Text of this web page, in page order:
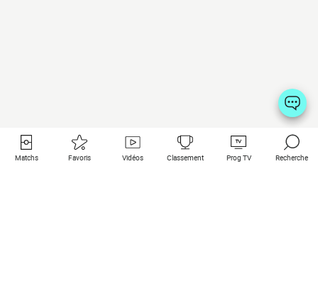
Matchs Favoris Vidéos Classement Prog TV Recherche